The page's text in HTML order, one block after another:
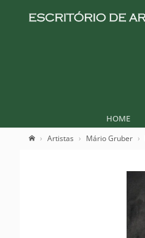
HOME
Artistas Mário Gruber